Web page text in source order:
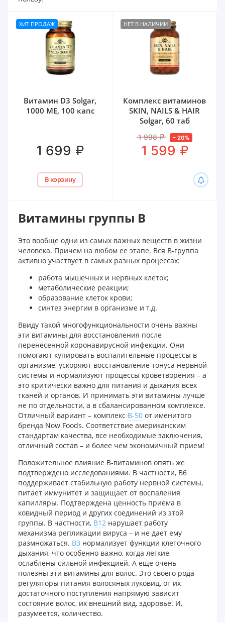
ХИТ ПРОДАЖ
Витамин D3 Solgar,
1000 МЕ, 100 капс
1 699 ₽
В корзину
НЕТ В НАЛИЧИИ
Комплекс витаминов
SKIN, NAILS & HAIR
Solgar, 60 таб
1 998 ₽ – 20%
1 599 ₽
Витамины группы В
Это вообще одни из самых важных веществ в жизни
человека. Причем на любом ее этапе. Вся В-группа
активно участвует в самых разных процессах:
работа мышечных и нервных клеток;
метаболические реакции;
образование клеток крови;
синтез энергии в организме и т.д.
Ввиду такой многофункциональности очень важны
эти витамины для восстановления после
перенесенной коронавирусной инфекции. Они
помогают купировать воспалительные процессы в
организме, ускоряют восстановление тонуса нервной
системы и нормализуют процессы кроветворения – а
это критически важно для питания и дыхания всех
тканей и органов. И принимать эти витамины лучше
не по отдельности, а в сбалансированном комплексе.
Отличный вариант – комплекс B-50 от именитого
бренда Now Foods. Соответствие американским
стандартам качества, все необходимые заключения,
отличный состав – и более чем экономичный прием!
Положительное влияние В-витаминов опять же
подтверждено исследованиями. В частности, В6
поддерживает стабильную работу нервной системы,
питает иммунитет и защищает от воспаления
капилляры. Подтверждена ценность приема в
ковидный период и других соединений из этой
группы. В частности, В12 нарушает работу
механизма репликации вируса – и не дает ему
размножаться. В3 нормализует функции клеточного
дыхания, что особенно важно, когда легкие
ослаблены сильной инфекцией. А еще очень
полезны эти витамины для волос. Это своего рода
регуляторы питания волосяных луковиц, от их
достаточного поступления напрямую зависит
состояние волос, их внешний вид, здоровье. И,
разумеется, количество.